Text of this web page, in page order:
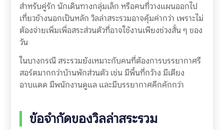
สำหรับคู่รัก นักเดินทางกลุ่มเล็ก หรือคนที่วางแผนออกไป
เที่ยวข้างนอกเป็นหลัก วิลล่าสระรวมอาจคุ้มค่ากว่า เพราะไม่
ต้องจ่ายเพิ่มเพื่อสระส่วนตัวที่อาจใช้งานเพียงช่วงสั้น ๆ ของ
วัน
ในบางกรณี สระรวมยังเหมาะกับคนที่ต้องการบรรยากาศรี
สอร์ตมากกว่าบ้านพักส่วนตัว เช่น มีพื้นที่กว้าง มีเตียง
อาบแดด มีพนักงานดูแล และมีบรรยากาศคึกคักกว่า
ข้อจำกัดของวิลล่าสระรวม